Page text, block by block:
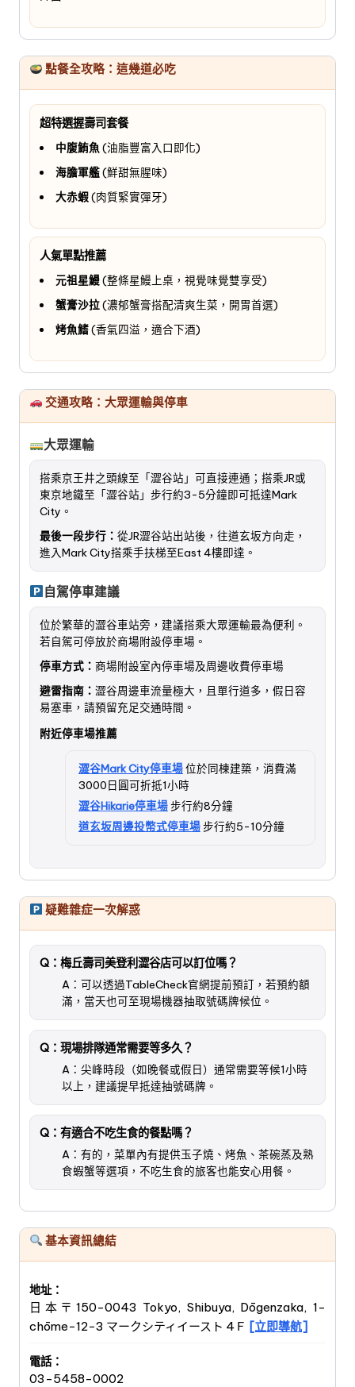
點餐全攻略：這幾道必吃
超特選握壽司套餐
中腹鮪魚 (油脂豐富入口即化)
海膽軍艦(鮮甜無腥味)
大赤蝦(肉質緊實彈牙)
人氣單點推薦
元祖星鰻(整條星鰻上桌，視覺味覺雙享受)
蟹膏沙拉(濃郁蟹膏搭配清爽生菜，開胃首選)
烤魚鰭(香氣四溢，適合下酒)
交通攻略：大眾運輸與停車
大眾運輸
搭乘京王井之頭線至「澀谷站」可直接連通；搭乘JR或
東京地鐵至「澀谷站」步行約3-5分鐘即可抵達Mark
City。
最後一段步行： 從JR澀谷站出站後，往道玄坂方向走，
進入Mark City搭乘手扶梯至East 4樓即達。
自駕停車建議
位於繁華的澀谷車站旁，建議搭乘大眾運輸最為便利。
若自駕可停放於商場附設停車場。
停車方式： 商場附設室內停車場及周邊收費停車場
避雷指南： 澀谷周邊車流量極大，且單行道多，假日容
易塞車，請預留充足交通時間。
附近停車場推薦
澀谷Mark City停車場位於同棟建築，消費滿
3000日圓可折抵1小時
澀谷Hikarie停車場步行約8分鐘
道玄坂周邊投幣式停車場步行約5-10分鐘
疑難雜症一次解惑
Q：梅丘壽司美登利澀谷店可以訂位嗎？
A：可以透過TableCheck官網提前預訂，若預約額
滿，當天也可至現場機器抽取號碼牌候位。
Q：現場排隊通常需要等多久？
A：尖峰時段（如晚餐或假日）通常需要等候1小時
以上，建議提早抵達抽號碼牌。
Q：有適合不吃生食的餐點嗎？
A：有的，菜單內有提供玉子燒、烤魚、茶碗蒸及熟
食蝦蟹等選項，不吃生食的旅客也能安心用餐。
基本資訊總結
地址：
日本〒150-0043 Tokyo, Shibuya, Dōgenzaka, 1-
chōme−12−3 マークシティイースト 4Ｆ [立即導航]
電話：
03-5458-0002